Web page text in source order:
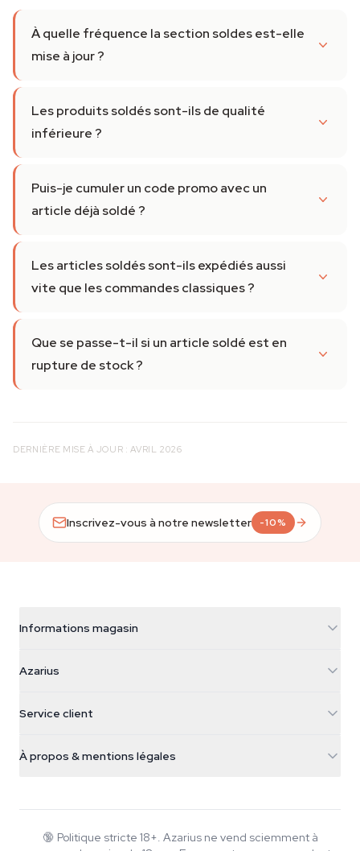
À quelle fréquence la section soldes est-elle
mise à jour ?
Les produits soldés sont-ils de qualité
inférieure ?
Puis-je cumuler un code promo avec un
article déjà soldé ?
Les articles soldés sont-ils expédiés aussi
vite que les commandes classiques ?
Que se passe-t-il si un article soldé est en
rupture de stock ?
DERNIÈRE MISE À JOUR : AVRIL 2026
Inscrivez-vous à notre newsletter -10%
Informations magasin
Galvaniweg 11
Nederland
+31(0)204897914
Azarius
Smokeshop
Service client
Politique de retour
À propos & mentions légales
Wiki
🔞 Politique stricte 18+. Azarius ne vend sciemment à